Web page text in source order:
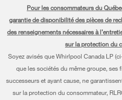
Planifier une installation
Planifier une réparation
Renseignements relatifs à la garantie
Programmes de service prolongé
Mes électroménagers
Appareils de cuisson
Lave-vaisselle et nettoyage
Filtres à eau
Trouver un marchand
Programme d’abonnement aux filtres à
Communiquez avec nous
À propos de nous
Carrières
Pour les consommateurs du
garantie de disponibilité des pièces de
des renseignements nécessaires à
sur la protection du
Soyez avisés que Whirlpool Canada LP
que les sociétés du même groupe, ses
successeurs et ayant cause, ne
sur la protection du consommateur,